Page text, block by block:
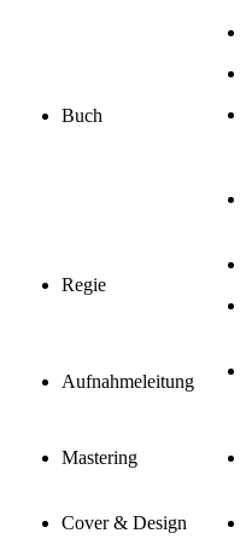
Buch
Regie
Aufnahmeleitung
Mastering
Cover & Design